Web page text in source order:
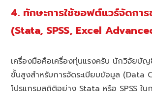
4. ทักษะการใช้ซอฟต์แวร์จัดกา
(Stata, SPSS, Excel
เครื่องมือคือเครื่องทุ่นแรงครับ นักวิจัยบั
ขั้นสูงสำหรับการจัดระเบียบข้อมูล (Data
โปรแกรมสถิติอย่าง Stata หรือ SPSS ใน